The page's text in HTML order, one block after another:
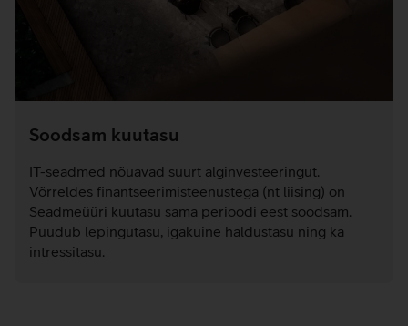
Soodsam kuutasu
IT-seadmed nõuavad suurt alginvesteeringut.
Võrreldes finantseerimisteenustega (nt liising) on
Seadmeüüri kuutasu sama perioodi eest soodsam.
Puudub lepingutasu, igakuine haldustasu ning ka
intressitasu.